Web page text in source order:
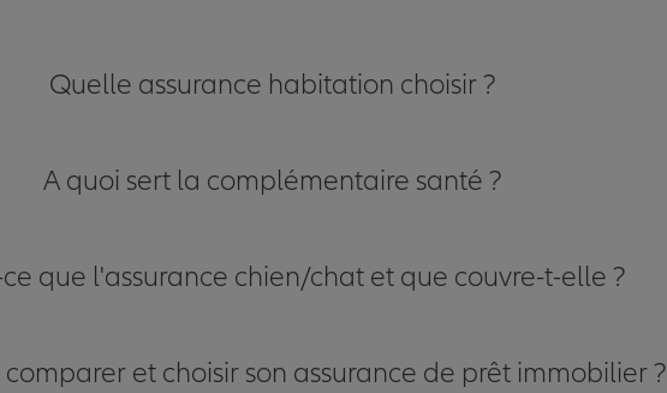
Quelle assurance habitation choisir ?
A quoi sert la complémentaire santé ?
que l'assurance chien/chat et que couvre-t-elle ?
et choisir son assurance de prêt immobilier ?